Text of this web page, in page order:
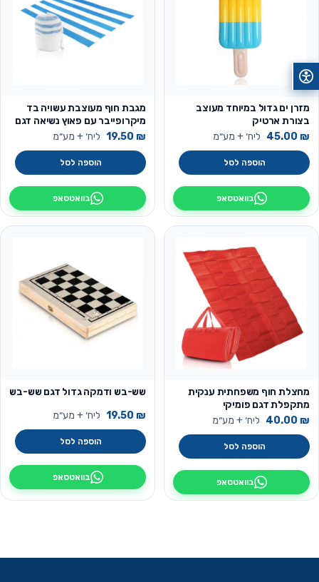
מזרן ים גדול במיוחד מעוצב
בצורת ארטיק
45.00 ₪ ליח׳ + מע״מ
הוספה לסל
בוואטסאפ
מגבת חוף מעוצבת עשויה בד
מיקרופייבר עם פאוץ נשיאה דגם
אלמוג19.50 ₪ ליח׳ + מע״מ
הוספה לסל
בוואטסאפ
מחצלת חוף משפחתית ענקית
מתקפלת דגם פומיקי
40.00 ₪ ליח׳ + מע״מ
הוספה לסל
בוואטסאפ
שש-בש ודמקה גדול דגם שש-בש
19.50 ₪ ליח׳ + מע״מ
הוספה לסל
בוואטסאפ